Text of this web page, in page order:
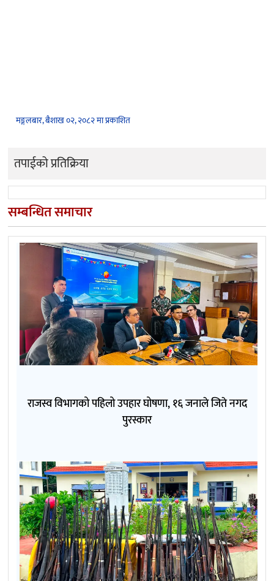
मङ्गलबार, बैशाख ०२, २०८२ मा प्रकाशित
तपाईको प्रतिक्रिया
सम्बन्धित समाचार
राजस्व विभागको पहिलो उपहार घोषणा, १६ जनाले जिते नगद
पुरस्कार